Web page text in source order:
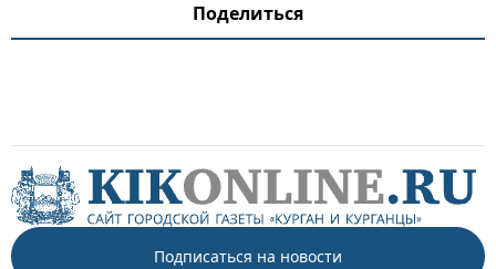
Поделиться
Подписаться на новости